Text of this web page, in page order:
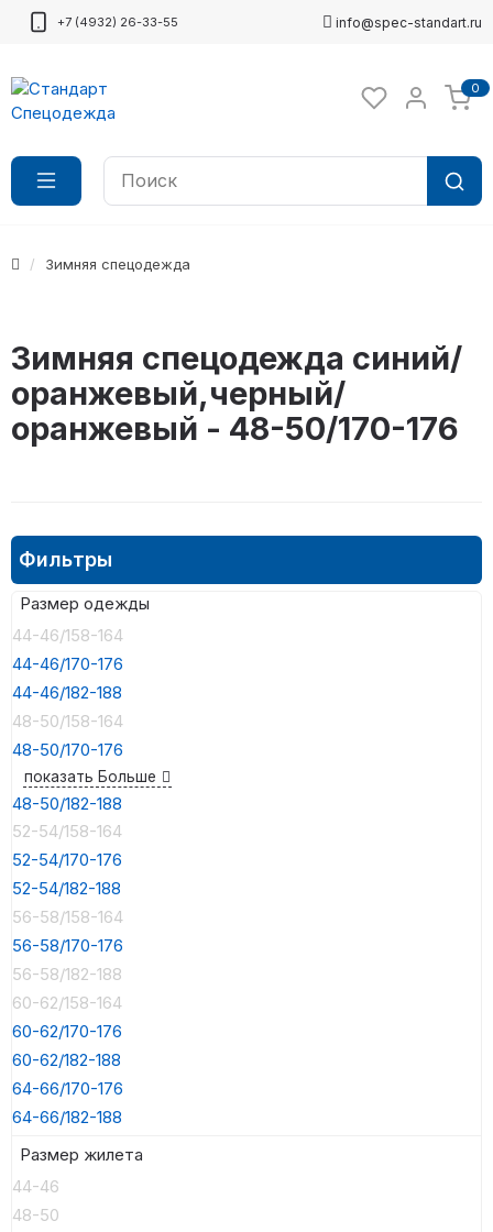
+7 (4932) 26-33-55 info@spec-standart.ru
0
Зимняя спецодежда
Зимняя спецодежда синий/
оранжевый,черный/
оранжевый - 48-50/170-176
Фильтры
Размер одежды
44-46/158-164
44-46/170-176
44-46/182-188
48-50/158-164
48-50/170-176
показать Больше
48-50/182-188
52-54/158-164
52-54/170-176
52-54/182-188
56-58/158-164
56-58/170-176
56-58/182-188
60-62/158-164
60-62/170-176
60-62/182-188
64-66/170-176
64-66/182-188
Размер жилета
44-46
48-50